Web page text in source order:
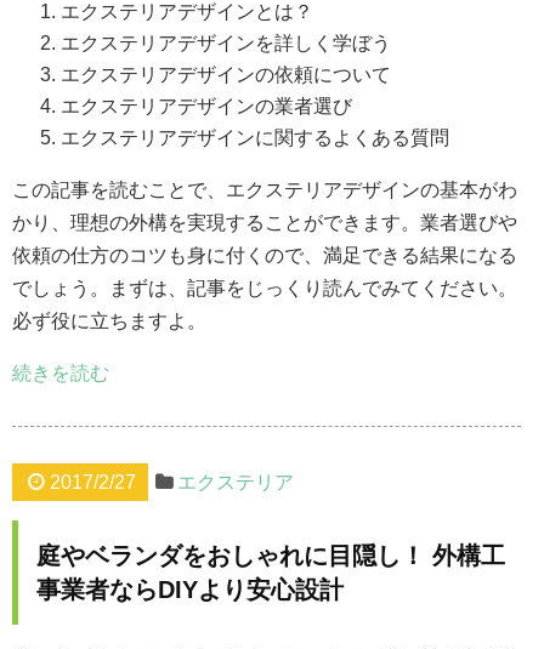
エクステリアデザインとは？
エクステリアデザインを詳しく学ぼう
エクステリアデザインの依頼について
エクステリアデザインの業者選び
エクステリアデザインに関するよくある質問
この記事を読むことで、エクステリアデザインの基本がわ
かり、理想の外構を実現することができます。業者選びや
依頼の仕方のコツも身に付くので、満足できる結果になる
でしょう。まずは、記事をじっくり読んでみてください。
必ず役に立ちますよ。
続きを読む
2017/2/27 エクステリア
庭やベランダをおしゃれに目隠し！ 外構工
事業者ならDIYより安心設計